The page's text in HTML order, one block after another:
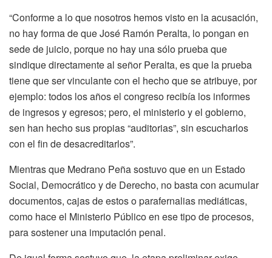
“Conforme a lo que nosotros hemos visto en la acusación,
no hay forma de que José Ramón Peralta, lo pongan en
sede de juicio, porque no hay una sólo prueba que
sindique directamente al señor Peralta, es que la prueba
tiene que ser vinculante con el hecho que se atribuye, por
ejemplo: todos los años el congreso recibía los informes
de ingresos y egresos; pero, el ministerio y el gobierno,
sen han hecho sus propias “auditorias”, sin escucharlos
con el fin de desacreditarlos”.
Mientras que Medrano Peña sostuvo que en un Estado
Social, Democrático y de Derecho, no basta con acumular
documentos, cajas de estos o parafernalias mediáticas,
como hace el Ministerio Público en ese tipo de procesos,
para sostener una imputación penal.